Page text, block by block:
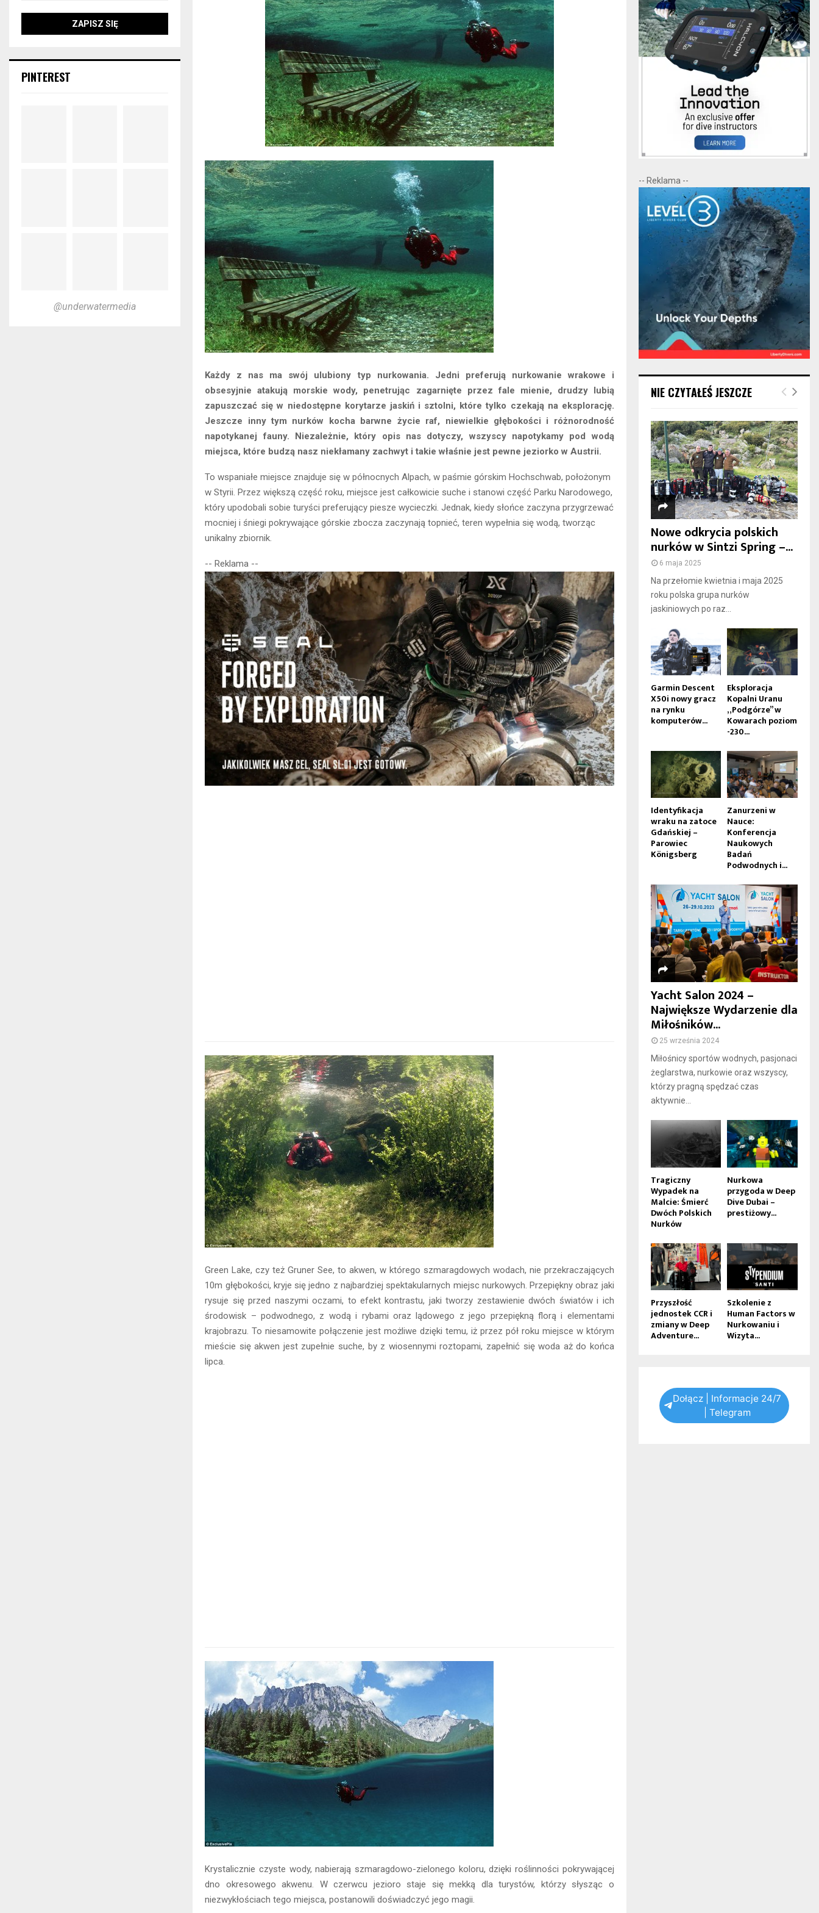
Każdy z nas ma swój ulubiony typ nurkowania. Jedni preferują nurkowanie wrakowe i
obsesyjnie atakują morskie wody, penetrując zagarnięte przez fale mienie, drudzy lubią
zapuszczać się w niedostępne korytarze jaskiń i sztolni, które tylko czekają na eksplorację.
Jeszcze inny tym nurków kocha barwne życie raf, niewielkie głębokości i różnorodność
napotykanej fauny. Niezależnie, który opis nas dotyczy, wszyscy napotykamy pod wodą
miejsca, które budzą nasz niekłamany zachwyt i takie właśnie jest pewne jeziorko w Austrii.
To wspaniałe miejsce znajduje się w północnych Alpach, w paśmie górskim Hochschwab, położonym
w Styrii. Przez większą część roku, miejsce jest całkowicie suche i stanowi część Parku Narodowego,
który upodobali sobie turyści preferujący piesze wycieczki. Jednak, kiedy słońce zaczyna przygrzewać
mocniej i śniegi pokrywające górskie zbocza zaczynają topnieć, teren wypełnia się wodą, tworząc
unikalny zbiornik.
-- Reklama --
Green Lake, czy też Gruner See, to akwen, w którego szmaragdowych wodach, nie przekraczających
10m głębokości, kryje się jedno z najbardziej spektakularnych miejsc nurkowych. Przepiękny obraz jaki
rysuje się przed naszymi oczami, to efekt kontrastu, jaki tworzy zestawienie dwóch światów i ich
środowisk – podwodnego, z wodą i rybami oraz lądowego z jego przepiękną florą i elementami
krajobrazu. To niesamowite połączenie jest możliwe dzięki temu, iż przez pół roku miejsce w którym
mieście się akwen jest zupełnie suche, by z wiosennymi roztopami, zapełnić się woda aż do końca
lipca.
Krystalicznie czyste wody, nabierają szmaragdowo-zielonego koloru, dzięki roślinności pokrywającej
dno okresowego akwenu. W czerwcu jezioro staje się mekką dla turystów, którzy słysząc o
niezwykłościach tego miejsca, postanowili doświadczyć jego magii.
PINTEREST
@underwatermedia
-- Reklama --
NIE CZYTAŁEŚ JESZCZE
Nowe odkrycia polskich
nurków w Sintzi Spring –...
6 maja 2025
Na przełomie kwietnia i maja 2025
roku polska grupa nurków
jaskiniowych po raz...
Garmin Descent
X50i nowy gracz
na rynku
komputerów...
Eksploracja
Kopalni Uranu
„Podgórze” w
Kowarach poziom
-230...
Identyfikacja
wraku na zatoce
Gdańskiej –
Parowiec
Königsberg
Zanurzeni w
Nauce:
Konferencja
Naukowych
Badań
Podwodnych i...
Yacht Salon 2024 –
Największe Wydarzenie dla
Miłośników...
25 września 2024
Miłośnicy sportów wodnych, pasjonaci
żeglarstwa, nurkowie oraz wszyscy,
którzy pragną spędzać czas
aktywnie...
Tragiczny
Wypadek na
Malcie: Śmierć
Dwóch Polskich
Nurków
Nurkowa
przygoda w Deep
Dive Dubai –
prestiżowy...
Przyszłość
jednostek CCR i
zmiany w Deep
Adventure...
Szkolenie z
Human Factors w
Nurkowaniu i
Wizyta...
Dołącz | Informacje 24/7
| Telegram